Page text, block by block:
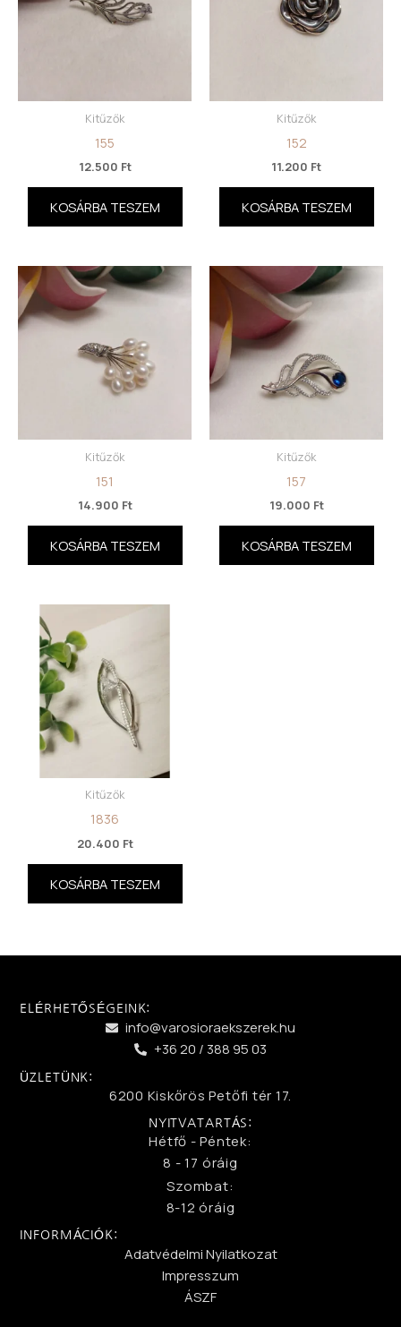
Kitűzők
155
12.500 Ft
KOSÁRBA TESZEM
Kitűzők
152
11.200 Ft
KOSÁRBA TESZEM
Kitűzők
151
14.900 Ft
KOSÁRBA TESZEM
Kitűzők
157
19.000 Ft
KOSÁRBA TESZEM
Kitűzők
1836
20.400 Ft
KOSÁRBA TESZEM
ELÉRHETŐSÉGEINK:
info@varosioraekszerek.hu
+36 20 / 388 95 03
ÜZLETÜNK:
6200 Kiskőrös Petőfi tér 17.
NYITVATARTÁS:
Hétfő - Péntek:
8 - 17 óráig
Szombat:
8-12 óráig
INFORMÁCIÓK:
Adatvédelmi Nyilatkozat
Impresszum
ÁSZF